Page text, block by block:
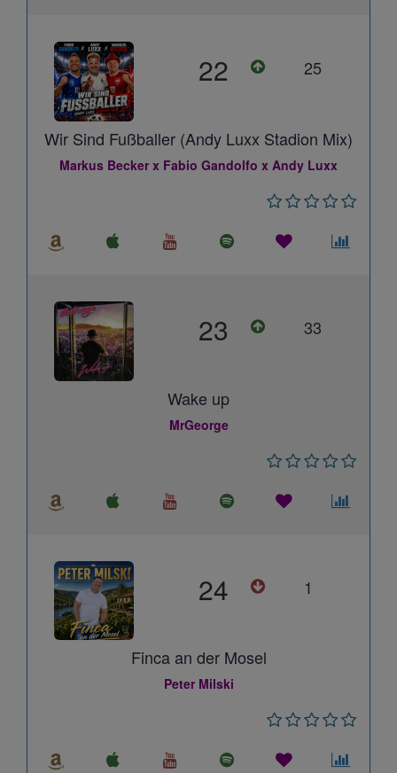
22 25
Wir Sind Fußballer (Andy Luxx Stadion Mix)
Markus Becker x Fabio Gandolfo x Andy Luxx
23 33
Wake up
MrGeorge
24 1
Finca an der Mosel
Peter Milski